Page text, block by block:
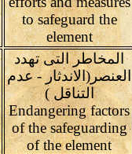
to safeguard the
element
المخاطر التى تهدد
العنصر(الاندثار - عدم
التناقل )
Endangering factors
of the safeguarding
of the element